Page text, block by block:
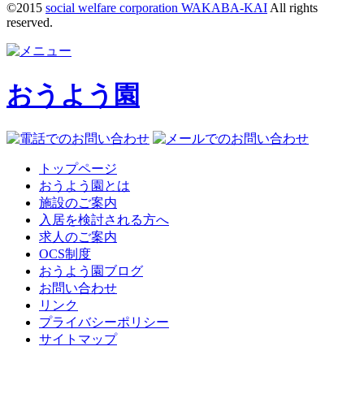
©2015 social welfare corporation WAKABA-KAI All rights
reserved.
おうよう園
トップページ
おうよう園とは
施設のご案内
入居を検討される方へ
求人のご案内
OCS制度
おうよう園ブログ
お問い合わせ
リンク
プライバシーポリシー
サイトマップ